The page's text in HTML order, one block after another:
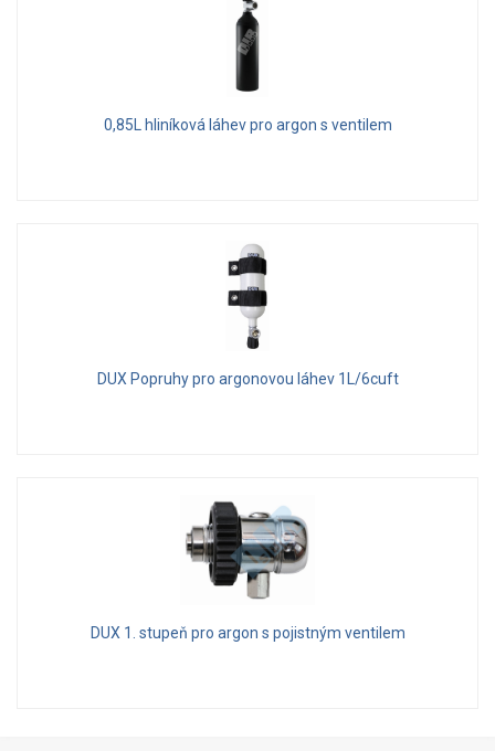
0,85L hliníková láhev pro argon s ventilem
DUX Popruhy pro argonovou láhev 1L/6cuft
DUX 1. stupeň pro argon s pojistným ventilem